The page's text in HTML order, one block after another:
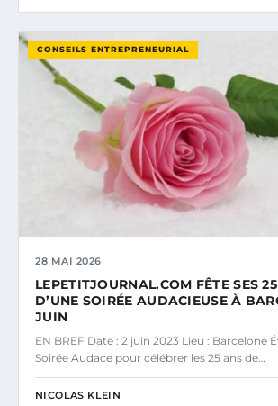
CONSEILS ENTREPRENEURIAL
28 MAI 2026
LEPETITJOURNAL.COM FÊTE SES
D’UNE SOIRÉE AUDACIEUSE À
JUIN
EN BREF Date : 2 juin 2023 Lieu : Barcelone
Soirée Audace pour célébrer les 25 ans de…
NICOLAS KLEIN